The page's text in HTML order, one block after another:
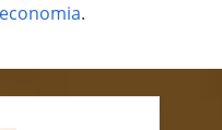
.